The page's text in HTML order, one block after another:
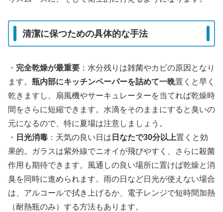
清潔に保つための具体的な手法
・ 完全乾燥が最重要 ：水分残りは雑菌やカビの原因となり
ます。 瓶内部にキッチンペーパーを詰めて一晩置くと早く
乾きますし、扇風機やサーキュレーターを当てれば乾燥時
間をさらに短縮できます。水滴をそのままにすると臭いの
元になるので、特に夏場は注意しましょう。
・ 日光消毒 ：天気の良い日は 日なたで30分以上置くと効
果的。ガラスは紫外線でニオイが飛びやすく、さらに殺菌
作用も期待できます。風通しの良い場所に置けば乾燥と消
臭を同時に進められます。雨の日など日光が使えない場合
は、アルコールで拭き上げるか、電子レンジで短時間加熱
（耐熱瓶のみ）する方法もあります。